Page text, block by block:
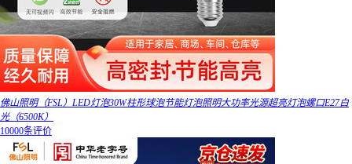
佛山照明（FSL）LED灯泡30W柱形球泡节能灯泡照明大功率光源超亮灯泡螺口E27白
光（6500K）
10000条评价